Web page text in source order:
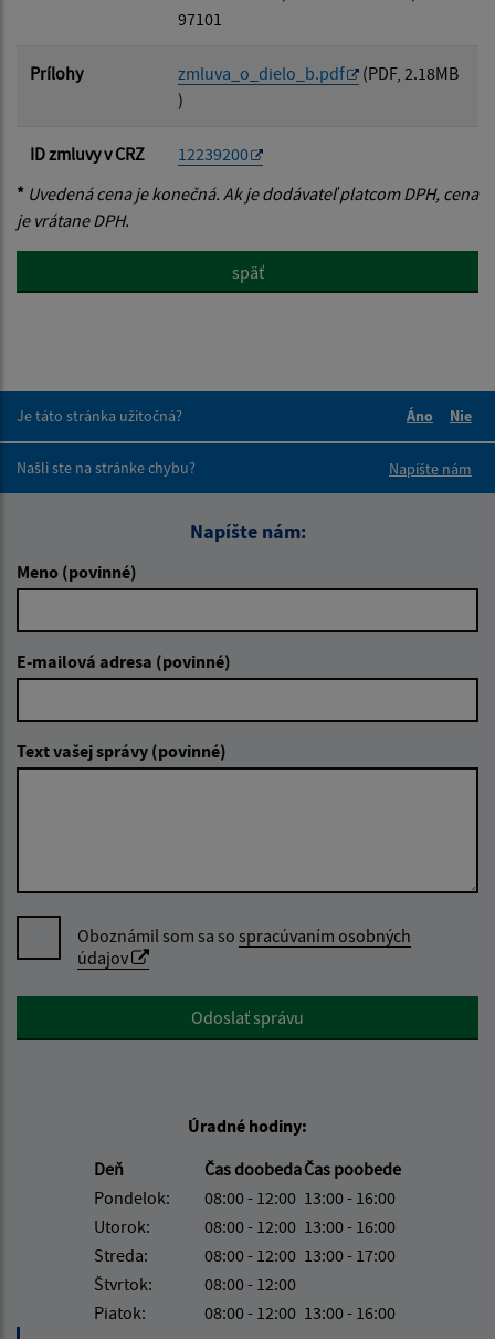
97101
Prílohy zmluva_o_dielo_b.pdf
(PDF, 2.18MB
)
ID zmluvy v CRZ
12239200
* Uvedená cena je konečná. Ak je dodávateľ platcom DPH, cena
je vrátane DPH.
späť
Je táto stránka užitočná?
Áno
Nie
Našli ste na stránke chybu?
Napíšte nám
Napíšte nám:
Meno (povinné)
E-mailová adresa (povinné)
Text vašej správy (povinné)
Oboznámil som sa so spracúvaním osobných
údajov
Google reCaptcha ResponseOdoslať správu
Úradné hodiny:
Deň
Čas doobedaČas poobede
Pondelok:
08:00 - 12:00 13:00 - 16:00
Utorok:
08:00 - 12:00 13:00 - 16:00
Streda:
08:00 - 12:00 13:00 - 17:00
Štvrtok:
08:00 - 12:00
Piatok:
08:00 - 12:00 13:00 - 16:00